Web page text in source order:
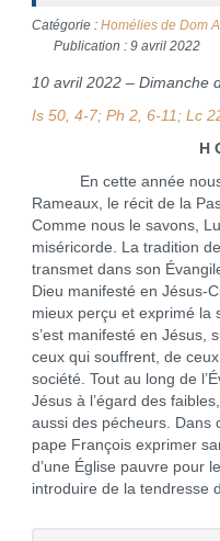
Catégorie : Homélies de Dom
Publication : 9 avril 2022
10 avril 2022 – Dimanche
Is 50, 4-7; Ph 2, 6-11; Lc
H
En cette année nous
Rameaux, le récit de la
Comme nous le savons,
miséricorde. La tradition
transmet dans son
Dieu manifesté en Jésus-
mieux perçu et exprimé la
s’est manifesté en Jésus,
ceux qui souffrent, de
société. Tout au long de
Jésus à l’égard des
aussi des pécheurs. Dans
pape François exprimer
d’une Église pauvre pour
introduire de la tendresse